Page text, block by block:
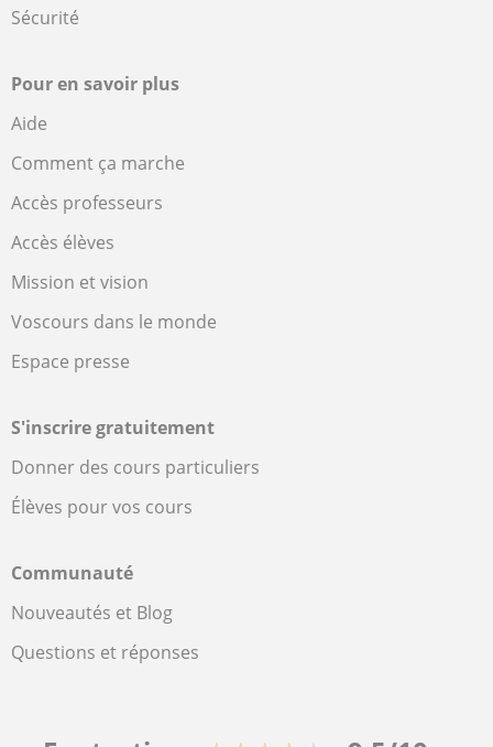
Sécurité
Pour en savoir plus
Aide
Comment ça marche
Accès professeurs
Accès élèves
Mission et vision
Voscours dans le monde
Espace presse
S'inscrire gratuitement
Donner des cours particuliers
Élèves pour vos cours
Communauté
Nouveautés et Blog
Questions et réponses